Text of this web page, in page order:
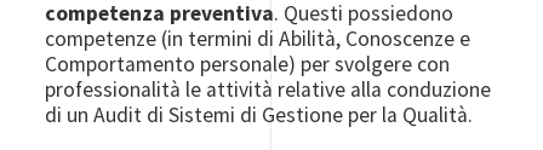
competenza preventiva. Questi possiedono
competenze (in termini di Abilità, Conoscenze e
Comportamento personale) per svolgere con
professionalità le attività relative alla conduzione
di un Audit di Sistemi di Gestione per la Qualità.